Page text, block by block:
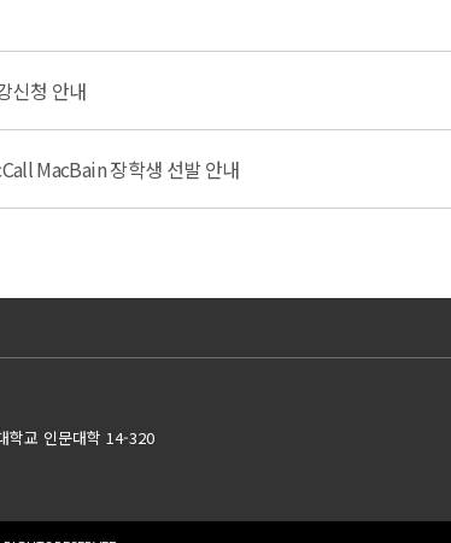
신청 안내
MacBain 장학생 선발 안내
학교 인문대학 14-320